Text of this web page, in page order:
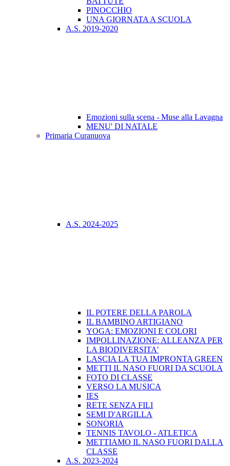
PINOCCHIO
UNA GIORNATA A SCUOLA
A.S. 2019-2020
Emozioni sulla scena - Muse alla Lavagna
MENU' DI NATALE
Primaria Curanuova
A.S. 2024-2025
IL POTERE DELLA PAROLA
IL BAMBINO ARTIGIANO
YOGA: EMOZIONI E COLORI
IMPOLLINAZIONE: ALLEANZA PER
LA BIODIVERSITA'
LASCIA LA TUA IMPRONTA GREEN
METTI IL NASO FUORI DA SCUOLA
FOTO DI CLASSE
VERSO LA MUSICA
IES
RETE SENZA FILI
SEMI D'ARGILLA
SONORIA
TENNIS TAVOLO - ATLETICA
METTIAMO IL NASO FUORI DALLA
CLASSE
A.S. 2023-2024